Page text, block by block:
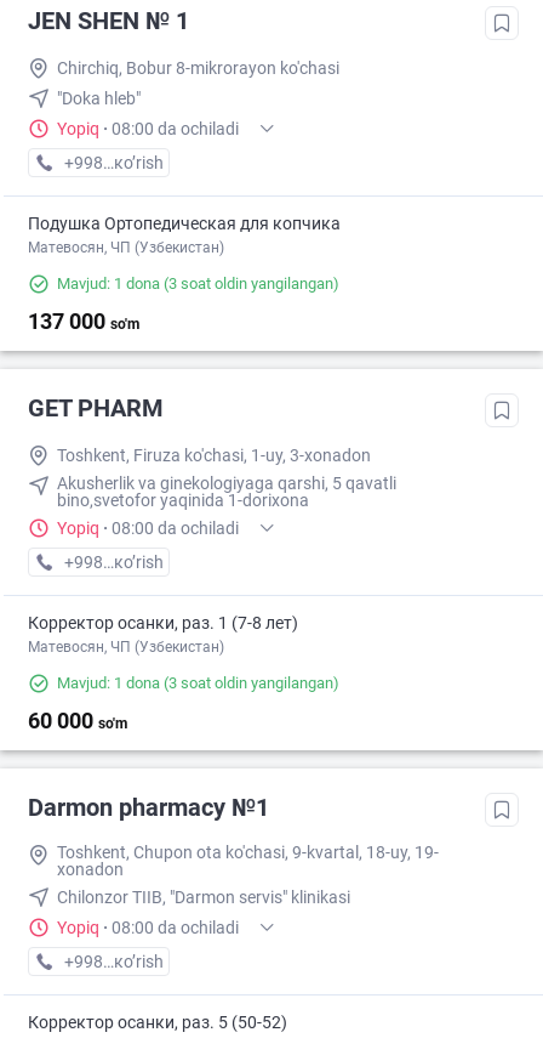
JEN SHEN № 1
Chirchiq, Bobur 8-mikrorayon ko'chasi
"Doka hleb"
Yopiq · 08:00 da ochiladi
+998 (70) XXX-XX-XX
кo’rish
Подушка Ортопедическая для копчика
Матевосян, ЧП (Узбекистан)
Mavjud: 1 dona (3 soat oldin yangilangan)
137 000 so'm
GET PHARM
Toshkent, Firuza ko'chasi, 1-uy, 3-xonadon
Akusherlik va ginekologiyaga qarshi, 5 qavatli
bino,svetofor yaqinida 1-dorixona
Yopiq · 08:00 da ochiladi
+998 (90) XXX-XX-XX
кo’rish
Корректор осанки, раз. 1 (7-8 лет)
Матевосян, ЧП (Узбекистан)
Mavjud: 1 dona (3 soat oldin yangilangan)
60 000 so'm
Darmon pharmacy №1
Toshkent, Chupon ota ko'chasi, 9-kvartal, 18-uy, 19-
xonadon
Chilonzor TIIB, "Darmon servis" klinikasi
Yopiq · 08:00 da ochiladi
+998 (71) XXX-XX-XX
кo’rish
Корректор осанки, раз. 5 (50-52)